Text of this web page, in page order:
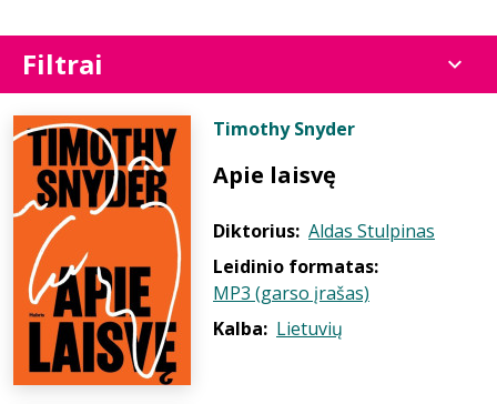
Filtrai
Timothy Snyder
Apie laisvę
Diktorius: Aldas Stulpinas
Leidinio formatas:
MP3 (garso įrašas)
Kalba: Lietuvių